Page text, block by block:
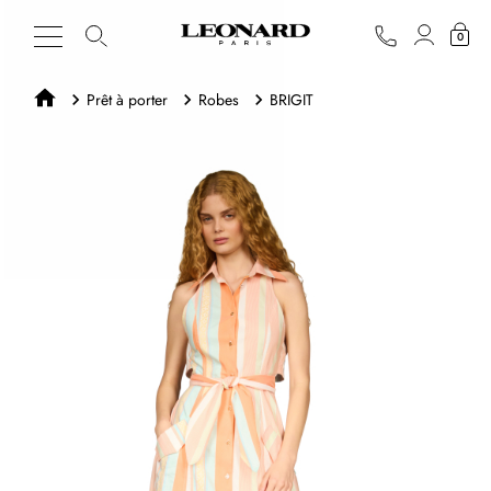
0
Prêt à porter Robes BRIGIT